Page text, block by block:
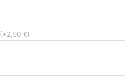
(+2,50 €)